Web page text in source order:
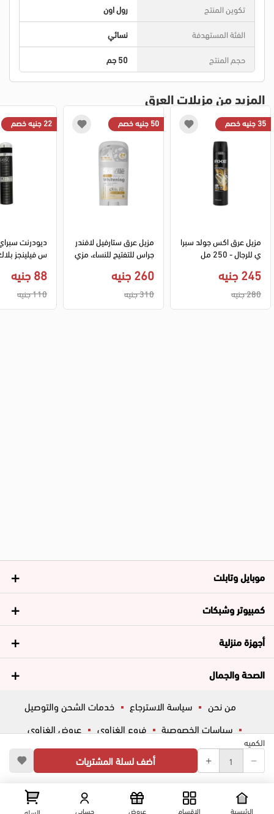
الكميه
أضف لسلة المشتريات
تكوين المنتج
رول اون
الفئة المستهدفة
نسائي
حجم المنتج
50 جم
المزيد من مزيلات العرق
35 جنيه خصم
مزيل عرق اكس جولد سبرا
ي للرجال - 250 مل
245 جنيه
280 جنيه
50 جنيه خصم
جراس للتفتيح للنساء، مزي
260 جنيه
310 جنيه
22 جنيه خصم
ديودرنت
س فيلينجز
88 جنيه
110 جنيه
موبايل وتابلت
كمبيوتر وشبكات
أجهزة منزلية
الصحة والجمال
من نحن سياسة الاسترجاع
خدمات الشحن والتوصيل
سياسات الخصوصية
فروع الغزاوي
عروض الغزاوي
المساعدة
ڤاليو أسئلة شائعة
شارع المكاتب, الزقازيق , الشرقية, مصر عرض علي الخريطه الرئيسية الاقسام عروض حسابي السله